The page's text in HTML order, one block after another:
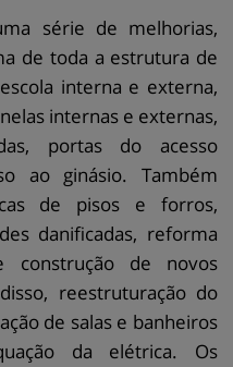
série de melhorias,
de toda a estrutura de
interna e externa,
internas e externas,
portas do acesso
ao ginásio. Também
de pisos e forros,
danificadas, reforma
construção de novos
reestruturação do
de salas e banheiros
da elétrica. Os